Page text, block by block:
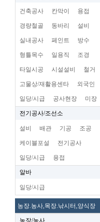
건축공사 칸막이 용접
경량철골 동바리 설비
실내공사 페인트 방수
형틀목수 일용직 조경
타일시공 시설설비 철거
고물상/재활용센타 외국인
일당/시급 공사현장 미장
전기공사/조선소
설비 배관 기공 조공
케이블포설 전기공사
일당/시급 용접
알바
일당/시급
농장.농사,목장.낚시터,양식장
농장/농사